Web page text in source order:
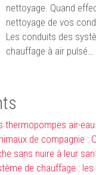
nettoyage. Quand
nettoyage de vos
Les conduits des
chauffage à air pulsé…
thermopompes air-eau
de compagnie :
sans nuire à leur
de chauffage :